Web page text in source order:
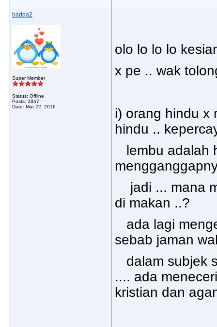
badda2
Super Member
Status: Offline
Posts: 2847
Date: Mar 22, 2016
olo lo lo lo
x pe .. wak
i) orang hindu x
hindu ..
lembu adalah
jadi ... mana
di makan ..?
ada lagi
sebab jaman
dalam subjek
.... ada
kristian dan